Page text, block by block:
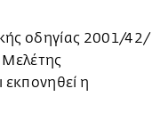
οδηγίας 2001/42/
Μελέτης
εκπονηθεί η